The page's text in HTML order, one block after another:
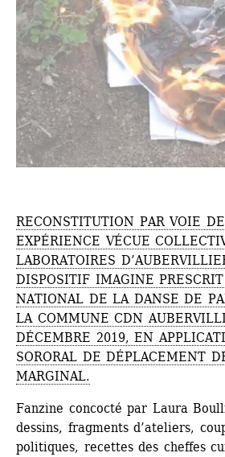
RECONSTITUTION PAR VOIE
EXPÉRIENCE VÉCUE
LABORATOIRES
DISPOSITIF IMAGINE
NATIONAL DE LA DANSE DE
LA COMMUNE CDN
DÉCEMBRE 2019, EN
SORORAL DE DÉPLACEMENT
MARGINAL.
Fanzine concocté par Laura
dessins, fragments d’ateliers,
politiques, recettes des cheffes